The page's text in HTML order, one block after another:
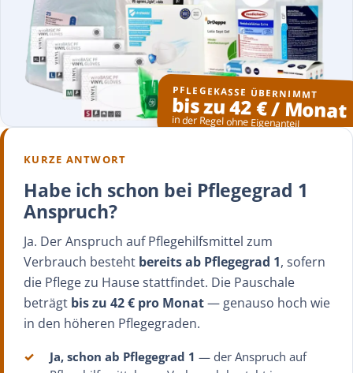
PFLEGEKASSE ÜBERNIMMT
bis zu 42 € / Monat
in der Regel ohne Eigenanteil
KURZE ANTWORT
Habe ich schon bei Pflegegrad 1
Anspruch?
Ja. Der Anspruch auf Pflegehilfsmittel zum
Verbrauch besteht bereits ab Pflegegrad 1, sofern
die Pflege zu Hause stattfindet. Die Pauschale
beträgt bis zu 42 € pro Monat— genauso hoch wie
in den höheren Pflegegraden.
✓ Ja, schon ab Pflegegrad 1 — der Anspruch auf